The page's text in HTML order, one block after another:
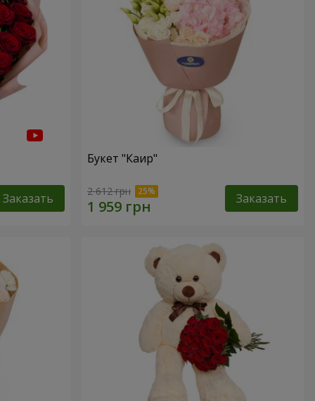
Заказать
Букет "Каир"
2 612 грн Заказать